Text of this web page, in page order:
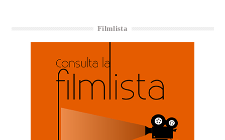
Filmlista